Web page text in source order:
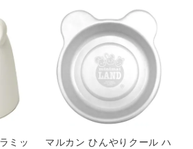
ミッ
マルカン ひんやりクール ハ